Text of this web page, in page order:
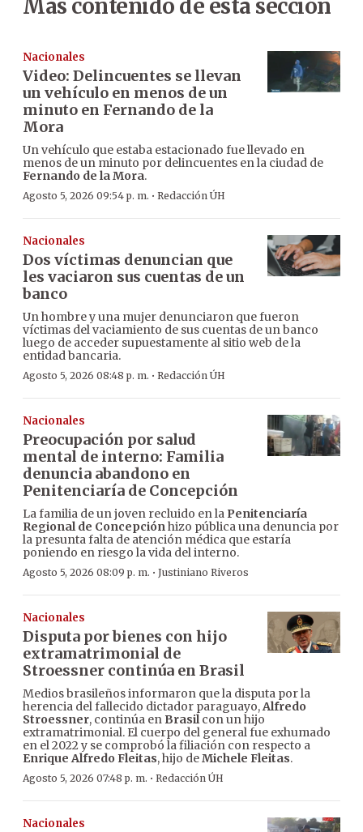
Más contenido de esta sección
Nacionales
Video: Delincuentes se llevan
un vehículo en menos de un
minuto en Fernando de la
Mora
Un vehículo que estaba estacionado fue llevado en
menos de un minuto por delincuentes en la ciudad de
Fernando de la Mora.
Agosto 5, 2026 09:54 p. m. · Redacción ÚH
Nacionales
Dos víctimas denuncian que
les vaciaron sus cuentas de un
banco
Un hombre y una mujer denunciaron que fueron
víctimas del vaciamiento de sus cuentas de un banco
luego de acceder supuestamente al sitio web de la
entidad bancaria.
Agosto 5, 2026 08:48 p. m. · Redacción ÚH
Nacionales
Preocupación por salud
mental de interno: Familia
denuncia abandono en
Penitenciaría de Concepción
La familia de un joven recluido en la Penitenciaría
Regional de Concepciónhizo pública una denuncia por
la presunta falta de atención médica que estaría
poniendo en riesgo la vida del interno.
Agosto 5, 2026 08:09 p. m. · Justiniano Riveros
Nacionales
Disputa por bienes con hijo
extramatrimonial de
Stroessner continúa en Brasil
Medios brasileños informaron que la disputa por la
herencia del fallecido dictador paraguayo,Alfredo
Stroessner, continúa en Brasilcon un hijo
extramatrimonial. El cuerpo del general fue exhumado
en el 2022 y se comprobó la filiación con respecto a
Enrique Alfredo Fleitas, hijo deMichele Fleitas.
Agosto 5, 2026 07:48 p. m. · Redacción ÚH
Nacionales